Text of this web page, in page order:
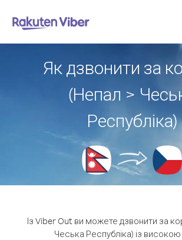
Як дзвонити за
(Непал >
Республіка)
Із Viber Out ви можете дзвонити за
Чеська Республіка) із